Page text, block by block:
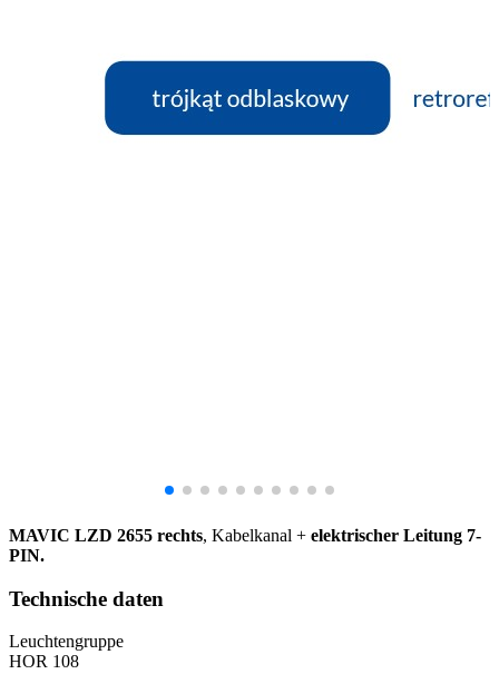
MAVIC LZD 2655 rechts, Kabelkanal + elektrischer Leitung 7-
PIN.
Technische daten
Leuchtengruppe
HOR 108